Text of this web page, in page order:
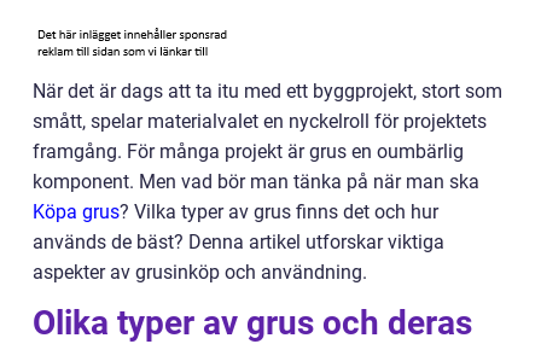
När det är dags att ta itu med ett byggprojekt, stort som
smått, spelar materialvalet en nyckelroll för projektets
framgång. För många projekt är grus en oumbärlig
komponent. Men vad bör man tänka på när man ska
Köpa grus? Vilka typer av grus finns det och hur
används de bäst? Denna artikel utforskar viktiga
aspekter av grusinköp och användning.
Olika typer av grus och deras